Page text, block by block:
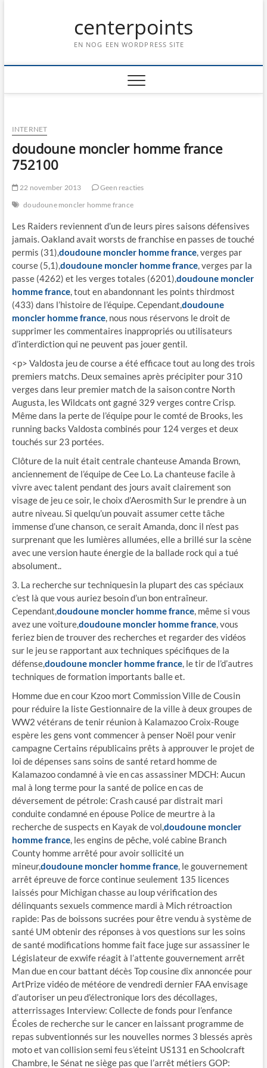
centerpoints
EN NOG EEN WORDPRESS SITE
INTERNET
doudoune moncler homme france
752100
22 november 2013
Geen reacties
doudoune moncler homme france
Les Raiders reviennent d’un de leurs pires saisons défensives
jamais. Oakland avait worsts de franchise en passes de touché
permis (31),doudoune moncler homme france, verges par
course (5,1),doudoune moncler homme france, verges par la
passe (4262) et les verges totales (6201),doudoune moncler
homme france, tout en abandonnant les points thirdmost
(433) dans l’histoire de l’équipe. Cependant,doudoune
moncler homme france, nous nous réservons le droit de
supprimer les commentaires inappropriés ou utilisateurs
d’interdiction qui ne peuvent pas jouer gentil.
<p> Valdosta jeu de course a été efficace tout au long des trois
premiers matchs. Deux semaines après précipiter pour 310
verges dans leur premier match de la saison contre North
Augusta, les Wildcats ont gagné 329 verges contre Crisp.
Même dans la perte de l’équipe pour le comté de Brooks, les
running backs Valdosta combinés pour 124 verges et deux
touchés sur 23 portées.
Clôture de la nuit était centrale chanteuse Amanda Brown,
anciennement de l’équipe de Cee Lo. La chanteuse facile à
vivre avec talent pendant des jours avait clairement son
visage de jeu ce soir, le choix d’Aerosmith Sur le prendre à un
autre niveau. Si quelqu’un pouvait assumer cette tâche
immense d’une chanson, ce serait Amanda, donc il n’est pas
surprenant que les lumières allumées, elle a brillé sur la scène
avec une version haute énergie de la ballade rock qui a tué
absolument..
3. La recherche sur techniquesin la plupart des cas spéciaux
c’est là que vous auriez besoin d’un bon entraîneur.
Cependant,doudoune moncler homme france, même si vous
avez une voiture,doudoune moncler homme france, vous
feriez bien de trouver des recherches et regarder des vidéos
sur le jeu se rapportant aux techniques spécifiques de la
défense,doudoune moncler homme france, le tir de l’d’autres
techniques de formation importants balle et.
Homme due en cour Kzoo mort Commission Ville de Cousin
pour réduire la liste Gestionnaire de la ville à deux groupes de
WW2 vétérans de tenir réunion à Kalamazoo Croix-Rouge
espère les gens vont commencer à penser Noël pour venir
campagne Certains républicains prêts à approuver le projet de
loi de dépenses sans soins de santé retard homme de
Kalamazoo condamné à vie en cas assassiner MDCH: Aucun
mal à long terme pour la santé de police en cas de
déversement de pétrole: Crash causé par distrait mari
conduite condamné en épouse Police de meurtre à la
recherche de suspects en Kayak de vol,doudoune moncler
homme france, les engins de pêche, volé cabine Branch
County homme arrêté pour avoir sollicité un
mineur,doudoune moncler homme france, le gouvernement
arrêt épreuve de force continue seulement 135 licences
laissés pour Michigan chasse au loup vérification des
délinquants sexuels commence mardi à Mich rétroaction
rapide: Pas de boissons sucrées pour être vendu à système de
santé UM obtenir des réponses à vos questions sur les soins
de santé modifications homme fait face juge sur assassiner le
Législateur de exwife réagit à l’attente gouvernement arrêt
Man due en cour battant décès Top cousine dix annoncée pour
ArtPrize vidéo de météore de vendredi dernier FAA envisage
d’autoriser un peu d’électronique lors des décollages,
atterrissages Interview: Collecte de fonds pour l’enfance
Écoles de recherche sur le cancer en laissant programme de
repas subventionnés sur les nouvelles normes 3 blessés après
moto et van collision semi feu s’éteint US131 en Schoolcraft
Chambre, le Sénat ne siège pas que l’arrêt métiers GOP: